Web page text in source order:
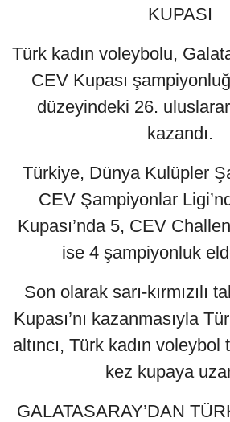
KUPASI
Türk kadın voleybolu,
CEV Kupası
düzeyindeki 26.
kazandı.
Türkiye, Dünya Kulüpler
CEV Şampiyonlar
Kupası’nda 5, CEV
ise 4 şampiyonluk
Son olarak sarı-kırmızılı
Kupası’nı kazanmasıyla
altıncı, Türk kadın
kez kupaya
GALATASARAY’DAN